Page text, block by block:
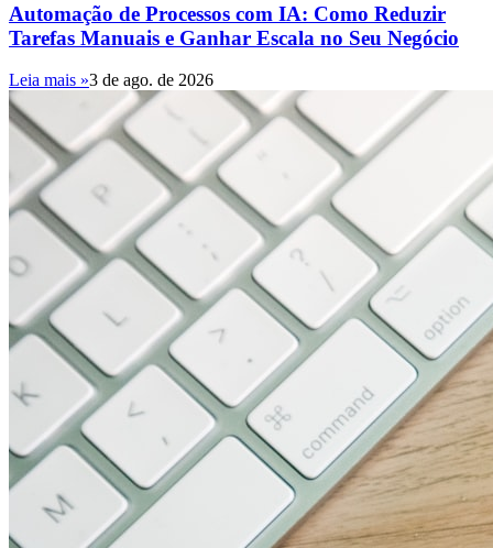
Automação de Processos com IA: Como Reduzir
Tarefas Manuais e Ganhar Escala no Seu Negócio
Leia mais »3 de ago. de 2026